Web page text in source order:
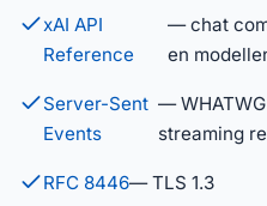
xAI API
Reference
— chat
en
Server-Sent
Events
—
streaming
RFC 8446— TLS 1.3